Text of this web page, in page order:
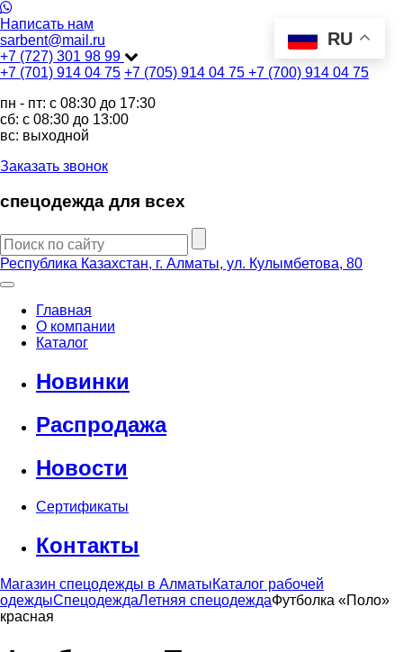
Написать нам
sarbent@mail.ru
+7 (727) 301 98 99
+7 (701) 914 04 75 +7 (705) 914 04 75 +7 (700) 914 04 75
пн - пт: c 08:30 до 17:30
сб: c 08:30 до 13:00
вс: выходной
Заказать звонок
спецодежда для всех
Республика Казахстан, г. Алматы, ул. Кулымбетова, 80
Главная
О компании
Каталог
Новинки
Распродажа
Новости
Сертификаты
Контакты
Магазин спецодежды в АлматыКаталог рабочей
одеждыСпецодеждаЛетняя спецодеждаФутболка «Поло»
красная
RU